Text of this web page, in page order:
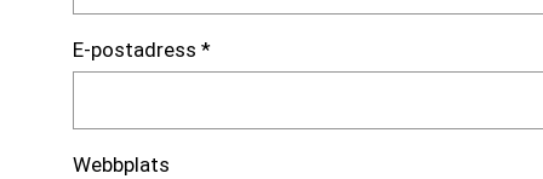
E-postadress *
Webbplats